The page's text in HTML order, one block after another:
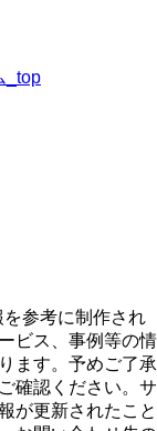
_top
参考に制作され
ビス、事例等の情
ます。予めご了承
確認ください。サ
が更新されたこと